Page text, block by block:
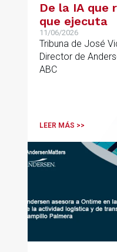
De la IA que
que ejecuta
11/06/2026
Tribuna de José
Director de
ABC
LEER MÁS >>